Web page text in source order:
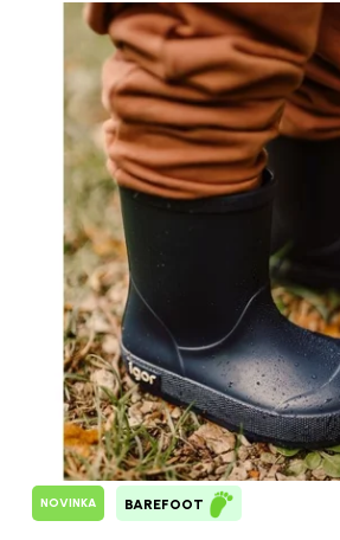
NOVINKA BAREFOOT